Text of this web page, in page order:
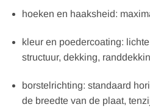
hoeken en haaksheid:
kleur en poedercoating:
structuur, dekking,
borstelrichting: standaard
de breedte van de plaat,